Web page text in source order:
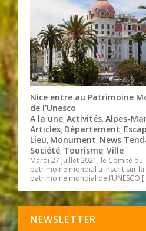
Nice entre au Patrimoine
de l’Unesco
A la une,Activités,Alpes-
Articles, Département,
Lieu, Monument, News
Société, Tourisme,Ville
Mardi 27 juillet 2021, le Comité du
patrimoine mondial a inscrit sur la
patrimoine mondial de l’UNESCO
NEWSLETTER